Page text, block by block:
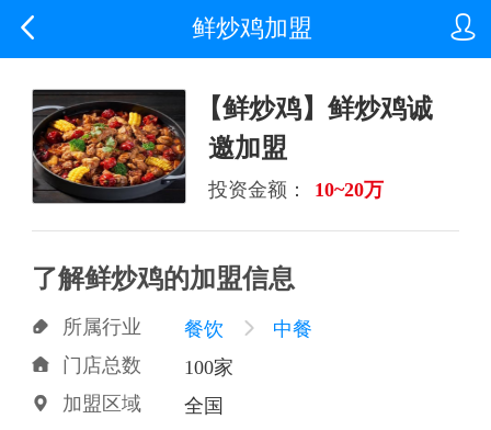

 鲜炒鸡加盟
【鲜炒鸡】鲜炒鸡诚
邀加盟
投资金额： 10~20万
了解鲜炒鸡的加盟信息
 所属行业 餐饮  中餐
 门店总数 100家
 加盟区域 全国